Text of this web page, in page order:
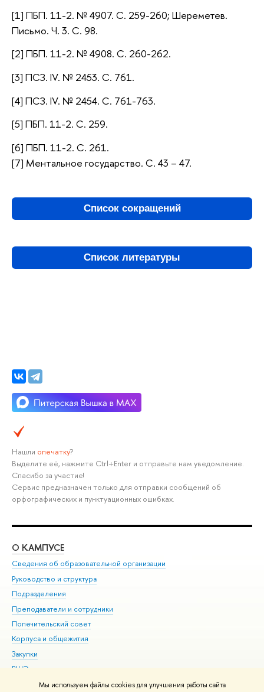
Мы используем файлы cookies для улучшения работы сайта
[1] ПБП. 11-2. № 4907. С. 259-260; Шереметев.
Письмо. Ч. 3. С. 98.
[2] ПБП. 11-2. № 4908. С. 260-262.
[3] ПСЗ. IV. № 2453. С. 761.
[4] ПСЗ. IV. № 2454. С. 761-763.
[5] ПБП. 11-2. С. 259.
[6] ПБП. 11-2. С. 261.
[7] Ментальное государство. С. 43 – 47.
Список сокращений
Список литературы
Нашли опечатку?
Выделите её, нажмите Ctrl+Enter и отправьте нам уведомление.
Спасибо за участие!
Сервис предназначен только для отправки сообщений об
орфографических и пунктуационных ошибках.
О КАМПУСЕ
Сведения об образовательной организации
Руководство и структура
Подразделения
Преподаватели и сотрудники
Попечительский совет
Корпуса и общежития
Закупки
ВШЭ для студентов с ограниченными возможностями
здоровья и инвалидностью